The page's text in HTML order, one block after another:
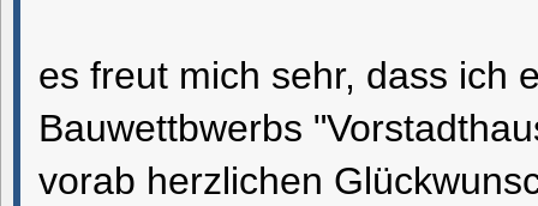
es freut mich sehr, dass ich
Bauwettbwerbs
vorab herzlichen